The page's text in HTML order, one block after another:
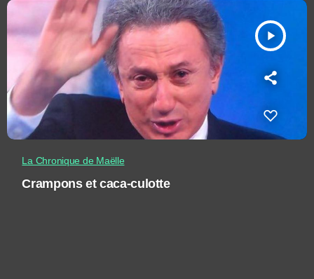
play_arrow
La Chronique de Maëlle
Crampons et caca-culotte